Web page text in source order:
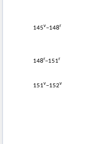
145v−148r
148r−151r
151v−152v